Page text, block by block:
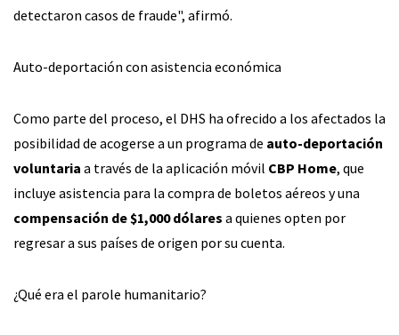
detectaron casos de fraude", afirmó.
Auto-deportación con asistencia económica
Como parte del proceso, el DHS ha ofrecido a los afectados la
posibilidad de acogerse a un programa de auto-deportación
voluntaria a través de la aplicación móvil CBP Home, que
incluye asistencia para la compra de boletos aéreos y una
compensación de $1,000 dólares a quienes opten por
regresar a sus países de origen por su cuenta.
¿Qué era el parole humanitario?